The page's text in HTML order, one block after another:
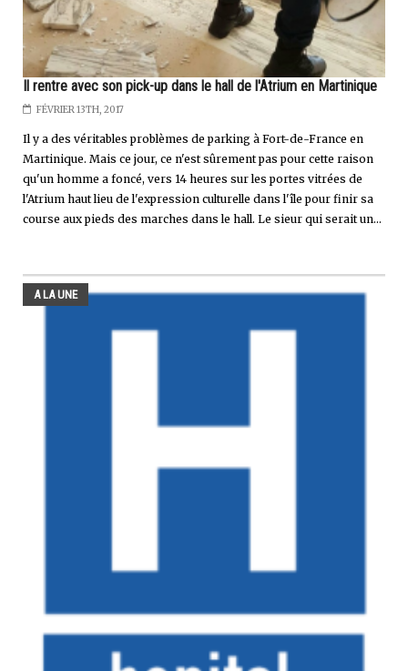
Il rentre avec son pick-up dans le hall de l'Atrium en Martinique
FÉVRIER 13TH, 2017
Il y a des véritables problèmes de parking à Fort-de-France en
Martinique. Mais ce jour, ce n'est sûrement pas pour cette raison
qu'un homme a foncé, vers 14 heures sur les portes vitrées de
l'Atrium haut lieu de l'expression culturelle dans l'île pour finir sa
course aux pieds des marches dans le hall. Le sieur qui serait un...
A LA UNE